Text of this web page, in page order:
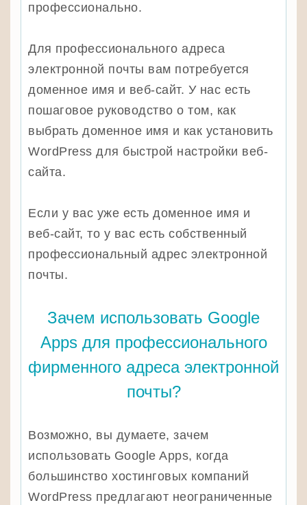
профессионально.
Для профессионального адреса
электронной почты вам потребуется
доменное имя и веб-сайт. У нас есть
пошаговое руководство о том, как
выбрать доменное имя и как установить
WordPress для быстрой настройки веб-
сайта.
Если у вас уже есть доменное имя и
веб-сайт, то у вас есть собственный
профессиональный адрес электронной
почты.
Зачем использовать Google
Apps для профессионального
фирменного адреса электронной
почты?
Возможно, вы думаете, зачем
использовать Google Apps, когда
большинство хостинговых компаний
WordPress предлагают неограниченные